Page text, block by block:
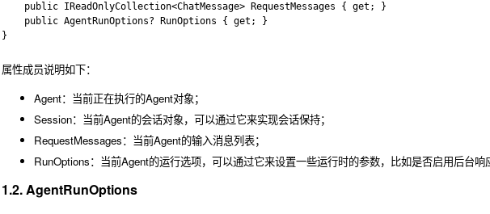
    public IReadOnlyCollection<ChatMessage> RequestMessages { get; }
    public AgentRunOptions? RunOptions { get; }
属性成员说明如下：
Agent：当前正在执行的Agent对象；
Session：当前Agent的会话对象，可以通过它来实现会话保持；
RequestMessages：当前Agent的输入消息列表；
RunOptions：当前Agent的运行选项，可以通过它来设置一些运行时的参数，比如是否启用后台响
1.2. AgentRunOptions